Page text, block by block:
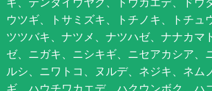
ウツギ、トサミズキ、トチノキ、トチュ
ツツバキ、ナツメ、ナツハゼ、ナナカマ
ゼ、ニガキ、ニシキギ、ニセアカシア、
ルシ、ニワトコ、ヌルデ、ネジキ、ネム